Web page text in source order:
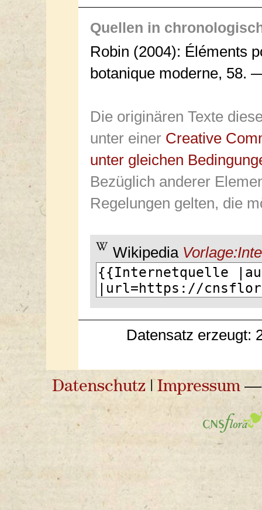
Quellen in
Robin (2004): Éléments
botanique moderne, 58.
Die originären Texte
unter einer Creative
unter gleichen
Bezüglich anderer
Regelungen gelten, die
Wikipedia
Datensatz erzeugt:
Datenschutz Impressum—